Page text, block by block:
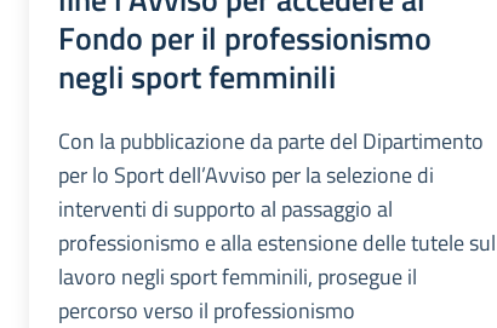
Fondo per il professionismo
negli sport femminili
Con la pubblicazione da parte del Dipartimento
per lo Sport dell’Avviso per la selezione di
interventi di supporto al passaggio al
professionismo e alla estensione delle tutele sul
lavoro negli sport femminili, prosegue il
percorso verso il professionismo